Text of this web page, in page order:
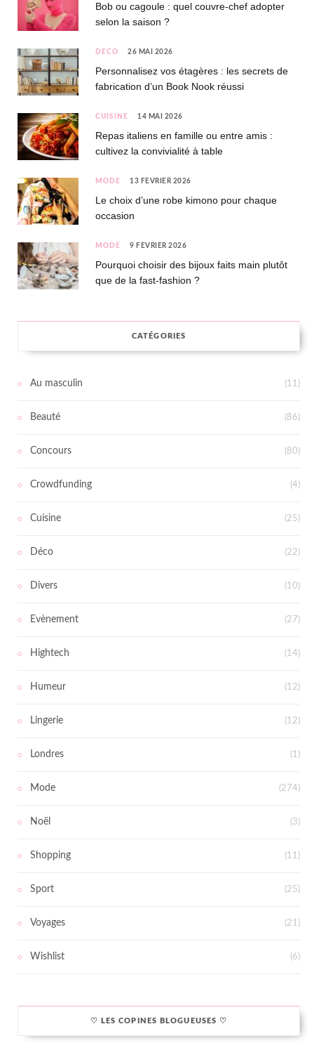
Bob ou cagoule : quel couvre-chef adopter
selon la saison ?
DÉCO 26 MAI 2026
Personnalisez vos étagères : les secrets de
fabrication d’un Book Nook réussi
CUISINE 14 MAI 2026
Repas italiens en famille ou entre amis :
cultivez la convivialité à table
MODE 13 FÉVRIER 2026
Le choix d’une robe kimono pour chaque
occasion
MODE 9 FÉVRIER 2026
Pourquoi choisir des bijoux faits main plutôt
que de la fast-fashion ?
CATÉGORIES
Au masculin (11)
Beauté (86)
Concours (80)
Crowdfunding (4)
Cuisine (25)
Déco (22)
Divers (10)
Evènement (27)
Hightech (14)
Humeur (12)
Lingerie (12)
Londres (1)
Mode (274)
Noël (3)
Shopping (11)
Sport (25)
Voyages (21)
Wishlist (6)
♡ LES COPINES BLOGUEUSES ♡